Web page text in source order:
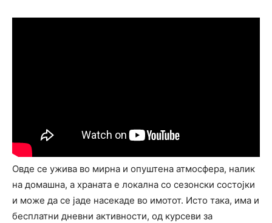
Овде се ужива во мирна и опуштена атмосфера, налик
на домашна, а храната е локална со сезонски состојки
и може да се јаде насекаде во имотот. Исто така, има и
бесплатни дневни активности, од курсеви за